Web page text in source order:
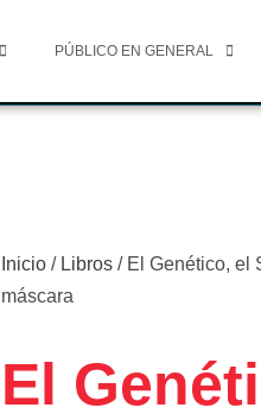
PÚBLICO EN GENERAL
Inicio / Libros / El Genético, el
máscara
El